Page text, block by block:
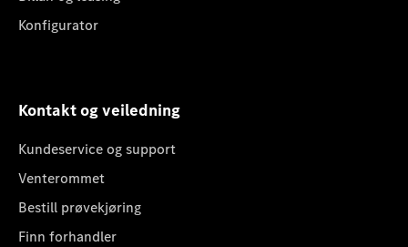
Konfigurator
Kontakt og veiledning
Kundeservice og support
Venterommet
Bestill prøvekjøring
Finn forhandler